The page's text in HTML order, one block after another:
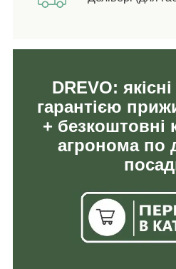
DREVO:
гарантією
+ безкоштовні
агронома по